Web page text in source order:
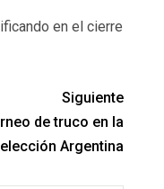
en el cierre
Siguiente
de truco en la
Argentina